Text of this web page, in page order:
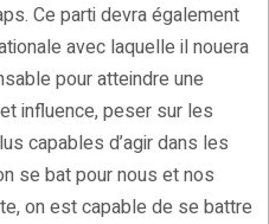
Ce parti devra également
avec laquelle il nouera
pour atteindre une
influence, peser sur les
capables d’agir dans les
se bat pour nous et nos
on est capable de se battre